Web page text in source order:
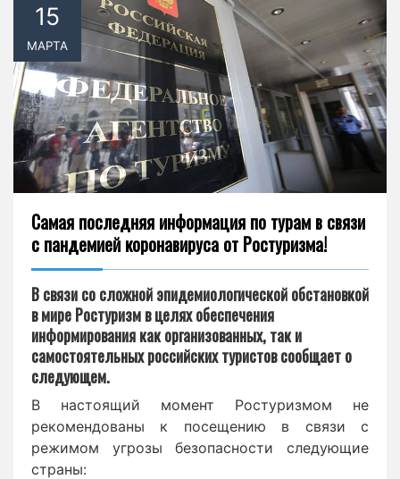
Самая последняя информация по турам в связи
с пандемией коронавируса от Ростуризма!
В связи со сложной эпидемиологической обстановкой
в мире Ростуризм в целях обеспечения
информирования как организованных, так и
самостоятельных российских туристов сообщает о
следующем.
В настоящий момент Ростуризмом не
рекомендованы к посещению в связи с
режимом угрозы безопасности следующие
страны:
15
МАРТА